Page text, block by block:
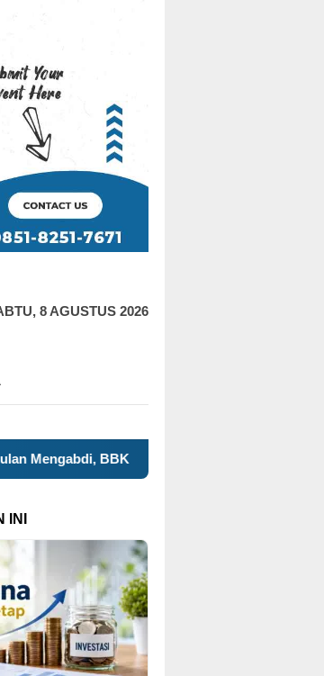
8 AGUSTUS 2026
Tampilkan Capaian Program Kerja dalam Expo
INI